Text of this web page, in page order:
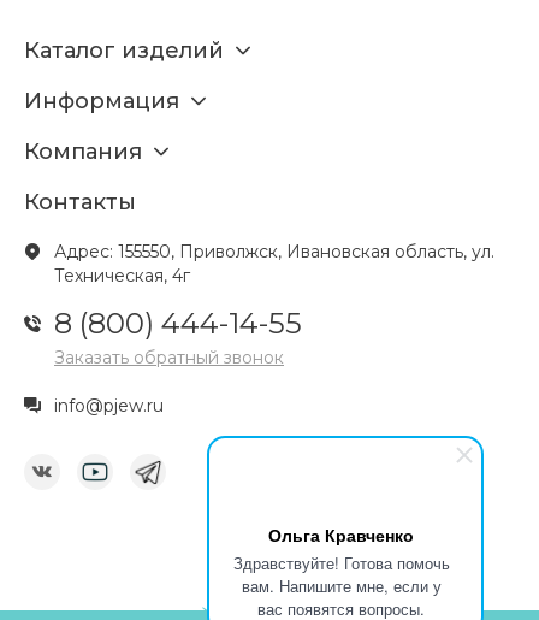
Ольга Кравченко
Здравствуйте! Готова помочь
вам. Напишите мне, если у
вас появятся вопросы.
Каталог изделий
Информация
Компания
Контакты
Адрес: 155550, Приволжск, Ивановская область, ул.
Техническая, 4г
8 (800) 444-14-55
Заказать обратный звонок
info@pjew.ru